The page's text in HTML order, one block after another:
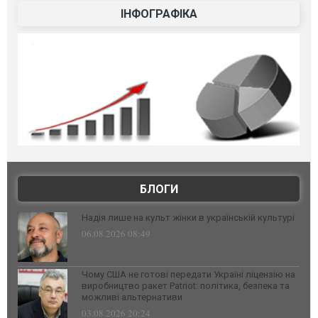
ІНФОГРАФІКА
БЛОГИ
Надія лише на культ жінки в українській культурі
06.08.2026 08:49
Чому США не готові передати Україні ліцензію на
виробництво ракет Patriot: політика, безпека та
можливі альтернативи
03.08.2026 20:24